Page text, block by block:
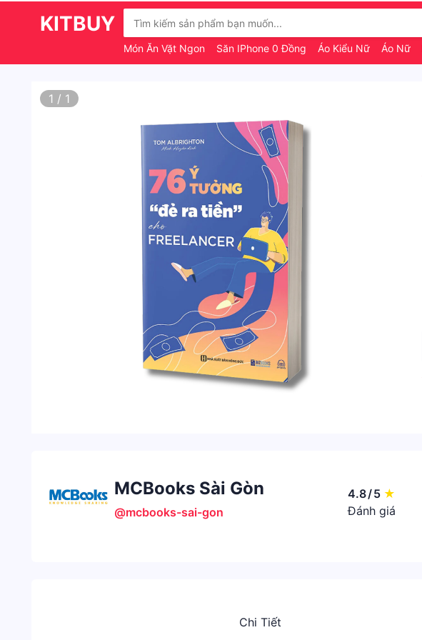
KITBUY
Món Ăn Vặt Ngon Săn IPhone 0 Đồng Áo Kiểu Nữ Áo Nữ
1 / 1
MCBooks Sài Gòn
@mcbooks-sai-gon
4.8/5 ★
Đánh giá
Chi Tiết